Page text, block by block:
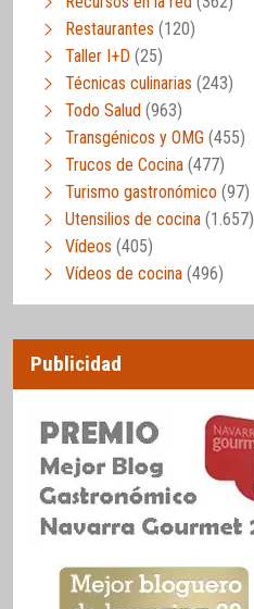
Restaurantes (120)
Taller I+D (25)
Técnicas culinarias (243)
Todo Salud (963)
Transgénicos y OMG (455)
Trucos de Cocina (477)
Turismo gastronómico (97)
Utensilios de cocina (1.657)
Vídeos (405)
Vídeos de cocina (496)
Publicidad